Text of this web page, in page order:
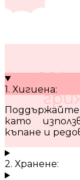
10
1. Хигиена:
като
къпане и
2. Хранене: